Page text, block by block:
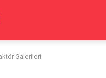
Galerileri